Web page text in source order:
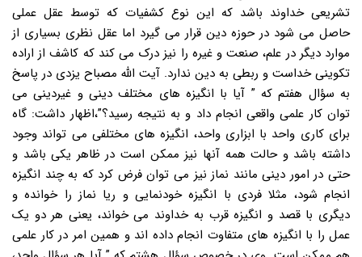
تشریعی خداوند باشد که این نوع کشفیات که توسط عقل عملی
حاصل می شود در حوزه دین قرار می گیرد اما عقل نظری بسیاری از
موارد دیگر در علم، صنعت و غیره را نیز درک می کند که کاشف از اراده
تکوینی خداست و ربطی به دین ندارد. آیت الله مصباح یزدی در پاسخ
به سؤال هفتم که ” آیا با انگیزه های مختلف دینی و غیردینی می
توان کار علمی واقعی انجام داد و به نتیجه رسید؟”،اظهار داشت: گاه
برای کاری واحد با ابزاری واحد، انگیزه های مختلفی می تواند وجود
داشته باشد و حالت همه آنها نیز ممکن است در ظاهر یکی باشد و
حتی در امور دینی مانند نماز نیز می توان فرض کرد که به چند انگیزه
انجام شود، مثلا فردی با انگیزه خودنمایی و ریا نماز را خوانده و
دیگری با قصد و انگیزه قرب به خداوند می خواند، یعنی هر دو یک
عمل را با انگیزه های متفاوت انجام داده اند و همین امر در کار علمی